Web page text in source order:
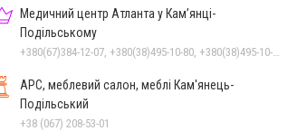
Медичний центр Атланта у Кам’янці-
Подільському
+380(67)384-12-07, +380(38)495-10-80, +380(38)495-10-70
АРС, меблевий салон, меблі Кам'янець-
Подільський
+38 (067) 208-53-01